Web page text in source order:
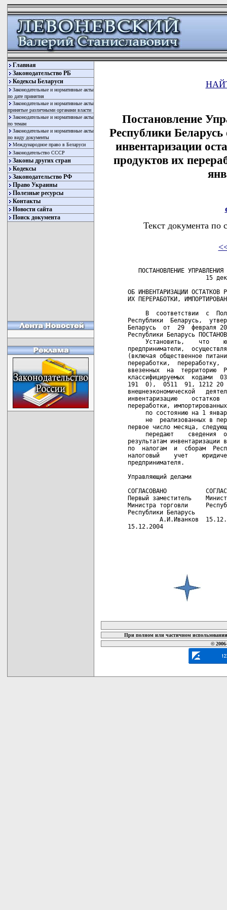
Главная
Законодательство РБ
Кодексы Беларуси
Законодательные и нормативные акты
по дате принятия
Законодательные и нормативные акты
принятые различными органами власти
Законодательные и нормативные акты
по темам
Законодательные и нормативные акты
по виду документы
Международное право в Беларуси
Законодательство СССР
Законы других стран
Кодексы
Законодательство РФ
Право Украины
Полезные ресурсы
Контакты
Новости сайта
Поиск документа
Постановление
Республики
инвентаризации
продуктов их
Текст документа по
ПОСТАНОВЛЕНИЕ УПРАВЛЕНИЯ
15
ОБ ИНВЕНТАРИЗАЦИИ ОСТАТКОВ
ИХ ПЕРЕРАБОТКИ,
В  соответствии  с
Республики  Беларусь,
Беларусь  от  29  февраля
Республики Беларусь
Установить,    что
предприниматели,
(включая общественное
переработки,  переработку,
ввезенных  на  территорию
классифицируемых  кодами
191  0),  0511  91, 1212 20
внешнеэкономической
инвентаризацию
переработки,
по состоянию на 1
не  реализованных в
первое число месяца,
передают    сведения
результатам
по  налогам  и  сборам
налоговый    учет
предпринимателя.
Управляющий делами
СОГЛАСОВАНО
Первый заместитель
Министра торговли
Республики Беларусь
А.И.Иванков
15.12.2004
При полном или частичном
©